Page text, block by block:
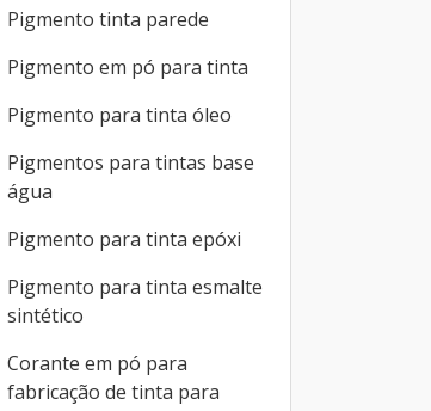
Pigmento tinta parede
Pigmento em pó para tinta
Pigmento para tinta óleo
Pigmentos para tintas base
água
Pigmento para tinta epóxi
Pigmento para tinta esmalte
sintético
Corante em pó para
fabricação de tinta para